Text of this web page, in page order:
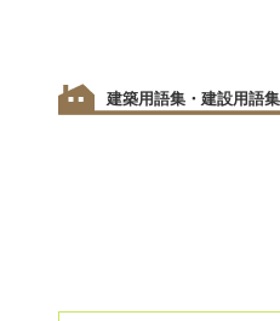
建築用語集・建設用語